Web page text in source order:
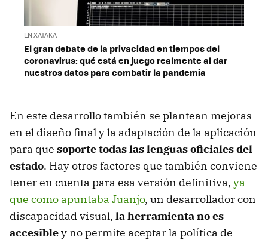
EN XATAKA
El gran debate de la privacidad en tiempos del
coronavirus: qué está en juego realmente al dar
nuestros datos para combatir la pandemia
En este desarrollo también se plantean mejoras
en el diseño final y la adaptación de la aplicación
para que soporte todas las lenguas oficiales del
estado. Hay otros factores que también conviene
tener en cuenta para esa versión definitiva, ya
que como apuntaba Juanjo, un desarrollador con
discapacidad visual, la herramienta no es
accesibley no permite aceptar la política de